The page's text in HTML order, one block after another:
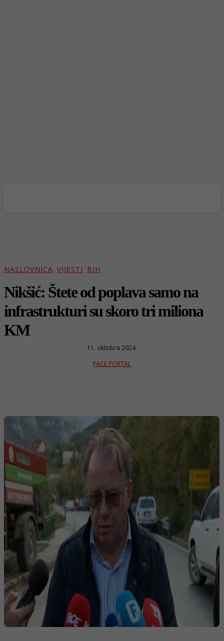
NASLOVNICA VIJESTI BIH
Nikšić: Štete od poplava samo na
infrastrukturi su skoro tri miliona
KM
11. oktobra 2024.
FACE PORTAL